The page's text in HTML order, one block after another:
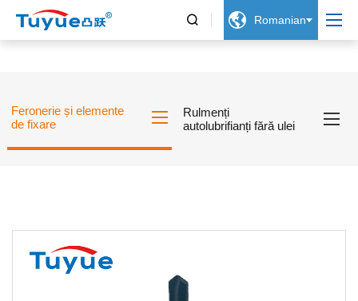
  Romanian
Feronerie și elemente
de fixare
Rulmenți
autolubrifianți fără ulei